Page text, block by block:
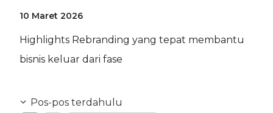
10 Maret 2026
Highlights Rebranding yang tepat membantu
bisnis keluar dari fase
Pos-pos terdahulu